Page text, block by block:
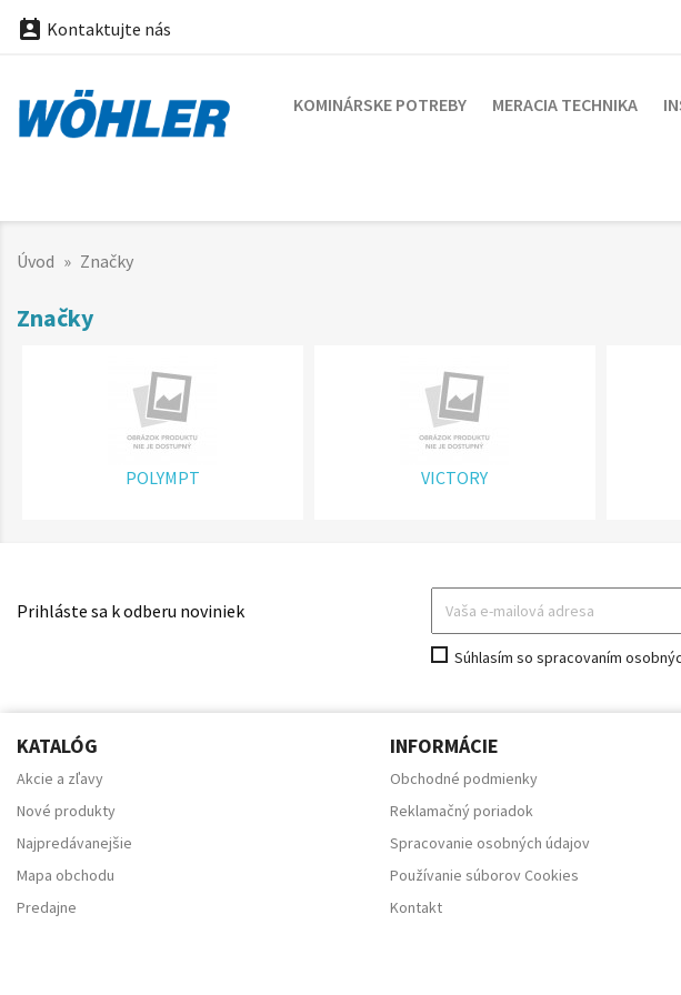
 Kontaktujte nás
KOMINÁRSKE POTREBY MERACIA TECHNIKA
Úvod Značky
Značky
POLYMPT VICTORY
Prihláste sa k odberu noviniek
Súhlasím so spracovaním
KATALÓG
Akcie a zľavy
Nové produkty
Najpredávanejšie
Mapa obchodu
Predajne
INFORMÁCIE
Obchodné podmienky
Reklamačný poriadok
Spracovanie osobných údajov
Používanie súborov Cookies
Kontakt